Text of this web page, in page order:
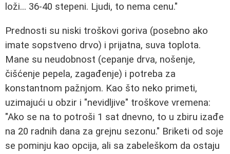
loži... 36-40 stepeni. Ljudi, to nema cenu."
Prednosti su niski troškovi goriva (posebno ako
imate sopstveno drvo) i prijatna, suva toplota.
Mane su neudobnost (cepanje drva, nošenje,
čišćenje pepela, zagađenje) i potreba za
konstantnom pažnjom. Kao što neko primeti,
uzimajući u obzir i "nevidljive" troškove vremena:
"Ako se na to potroši 1 sat dnevno, to u zbiru izađe
na 20 radnih dana za grejnu sezonu." Briketi od soje
se pominju kao opcija, ali sa zabeleškom da ostaju